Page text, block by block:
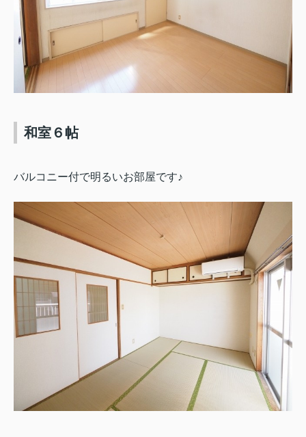
和室６帖
バルコニー付で明るいお部屋です♪